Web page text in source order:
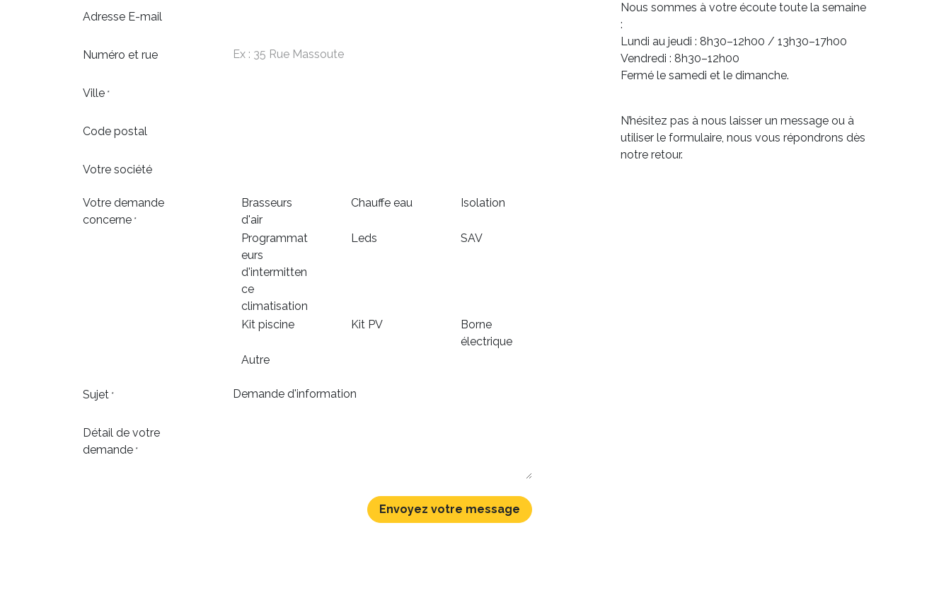
Adresse E-mail
Numéro et rue
Ville *
Code postal
Votre société
Votre demande
concerne *
Brasseurs
d'air
Chauffe eau Isolation
Programmat
eurs
d'intermitten
ce
climatisation
Leds SAV
Kit piscine Kit PV
Borne
électrique
Autre
Sujet *
Détail de votre
demande *
Envoyez votre message
Nous sommes à votre écoute toute la semaine
:
Lundi au jeudi : 8h30–12h00 / 13h30–17h00
Vendredi : 8h30–12h00
Fermé le samedi et le dimanche.
N’hésitez pas à nous laisser un message ou à
utiliser le formulaire, nous vous répondrons dès
notre retour.